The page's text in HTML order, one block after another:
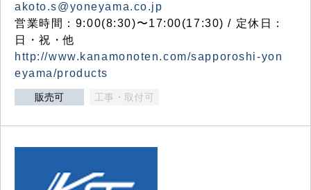
akoto.s@yoneyama.co.jp
営業時間：9:00(8:30)〜17:00(17:30) / 定休日：
日・祝・他
http://www.kanamonoten.com/sapporoshi-yon
eyama/products
販売可 工事・取付可